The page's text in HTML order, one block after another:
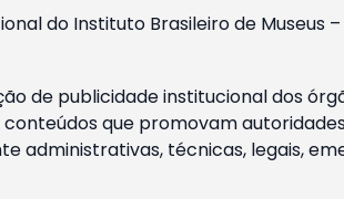
do Instituto Brasileiro de
de publicidade institucional dos
que promovam
técnicas, legais,